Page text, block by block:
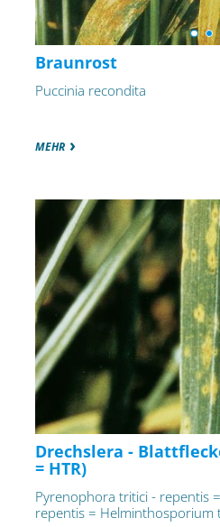
Braunrost
Puccinia recondita
MEHR
Drechslera -
= HTR)
Pyrenophora tritici - repentis
repentis = Helminthosporium